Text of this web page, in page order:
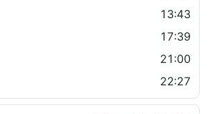
13:43
17:39
21:00
22:27